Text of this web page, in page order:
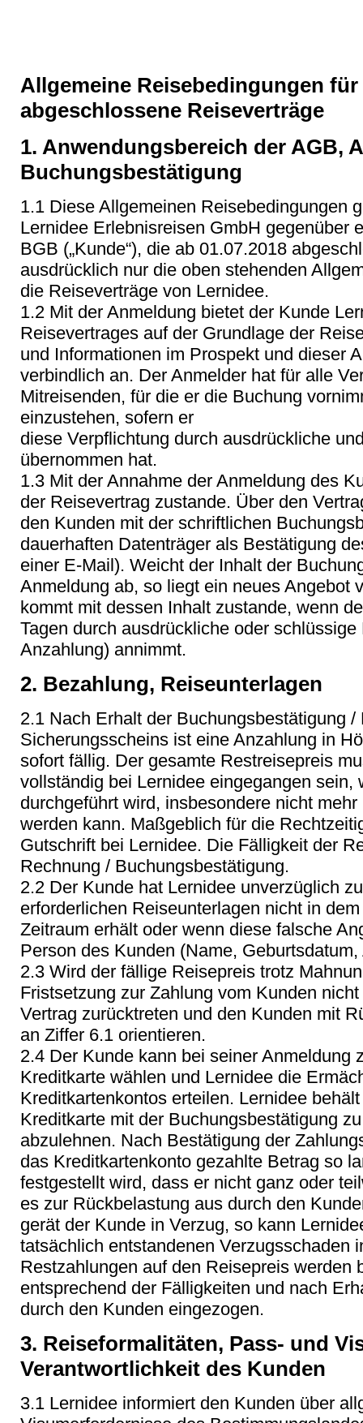
Allgemeine Reisebedingungen für
abgeschlossene Reiseverträge
1. Anwendungsbereich der AGB,
Buchungsbestätigung
1.1 Diese Allgemeinen Reisebedingungen
Lernidee Erlebnisreisen GmbH gegenüber
BGB („Kunde“), die ab 01.07.2018
ausdrücklich nur die oben stehenden
die Reiseverträge von Lernidee.
1.2 Mit der Anmeldung bietet der Kunde
Reisevertrages auf der Grundlage der
und Informationen im Prospekt und dieser
verbindlich an. Der Anmelder hat für alle
Mitreisenden, für die er die Buchung
einzustehen, sofern er
diese Verpflichtung durch ausdrückliche
übernommen hat.
1.3 Mit der Annahme der Anmeldung des
der Reisevertrag zustande. Über den
den Kunden mit der schriftlichen
dauerhaften Datenträger als Bestätigung
einer E-Mail). Weicht der Inhalt der
Anmeldung ab, so liegt ein neues Angebot
kommt mit dessen Inhalt zustande, wenn
Tagen durch ausdrückliche oder
Anzahlung) annimmt.
2. Bezahlung, Reiseunterlagen
2.1 Nach Erhalt der Buchungsbestätigung /
Sicherungsscheins ist eine Anzahlung in
sofort fällig. Der gesamte Restreisepreis
vollständig bei Lernidee eingegangen
durchgeführt wird, insbesondere nicht
werden kann. Maßgeblich für die
Gutschrift bei Lernidee. Die Fälligkeit der
Rechnung / Buchungsbestätigung.
2.2 Der Kunde hat Lernidee unverzüglich
erforderlichen Reiseunterlagen nicht in
Zeitraum erhält oder wenn diese falsche
Person des Kunden (Name,
2.3 Wird der fällige Reisepreis trotz
Fristsetzung zur Zahlung vom Kunden
Vertrag zurücktreten und den Kunden mit
an Ziffer 6.1 orientieren.
2.4 Der Kunde kann bei seiner Anmeldung
Kreditkarte wählen und Lernidee die
Kreditkartenkontos erteilen. Lernidee
Kreditkarte mit der Buchungsbestätigung
abzulehnen. Nach Bestätigung der
das Kreditkartenkonto gezahlte Betrag so
festgestellt wird, dass er nicht ganz oder
es zur Rückbelastung aus durch den
gerät der Kunde in Verzug, so kann
tatsächlich entstandenen Verzugsschaden
Restzahlungen auf den Reisepreis werden
entsprechend der Fälligkeiten und nach
durch den Kunden eingezogen.
3. Reiseformalitäten, Pass- und
Verantwortlichkeit des Kunden
3.1 Lernidee informiert den Kunden über